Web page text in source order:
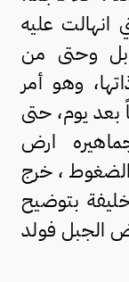
انهالت عليه
بل وحتى من
وهو أمر
بعد يوم، حتى
ارض
الضغوط ، خرج
بتوضيح
الجبل فولد